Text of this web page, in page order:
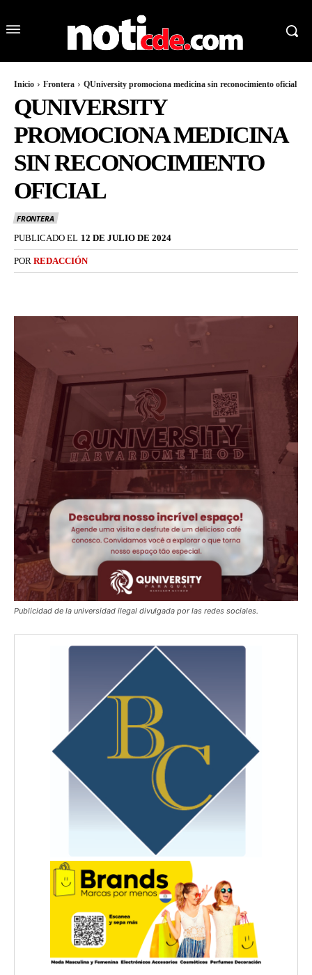
Inicio Frontera QUniversity promociona medicina sin reconocimiento oficial
QUNIVERSITY
PROMOCIONA MEDICINA
SIN RECONOCIMIENTO
OFICIAL
FRONTERA
PUBLICADO EL 12 DE JULIO DE 2024
POR REDACCIÓN
Publicidad de la universidad ilegal divulgada por las redes sociales.